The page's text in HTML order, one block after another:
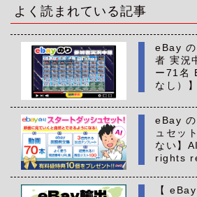
ブ
よく読まれている記事
eBay
者 実況
ー71名
なし）
eBay の
ュセッ
ない】
rights
【